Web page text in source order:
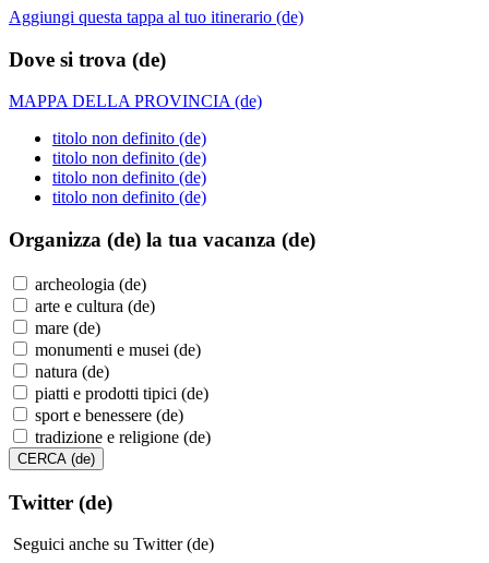
Aggiungi questa tappa al tuo itinerario (de)
Dove si trova (de)
MAPPA DELLA PROVINCIA (de)
titolo non definito (de)
titolo non definito (de)
titolo non definito (de)
titolo non definito (de)
Organizza (de) la tua vacanza (de)
archeologia (de)
arte e cultura (de)
mare (de)
monumenti e musei (de)
natura (de)
piatti e prodotti tipici (de)
sport e benessere (de)
tradizione e religione (de)
Twitter (de)
Seguici anche su Twitter (de)